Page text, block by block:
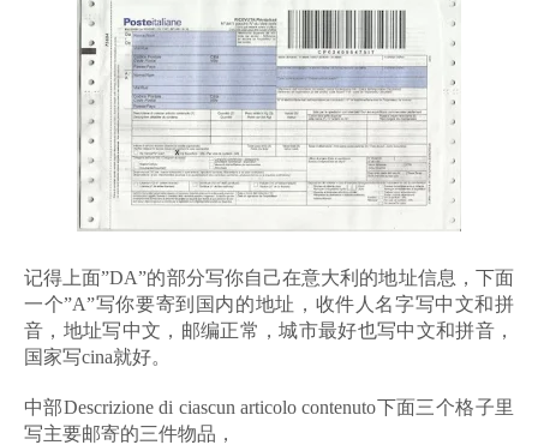
记得上面”DA”的部分写你自己在意大利的地址信息，下面
一个”A”写你要寄到国内的地址，收件人名字写中文和拼
音，地址写中文，邮编正常，城市最好也写中文和拼音，
国家写cina就好。
中部Descrizione di ciascun articolo contenuto下面三个格子里
写主要邮寄的三件物品，